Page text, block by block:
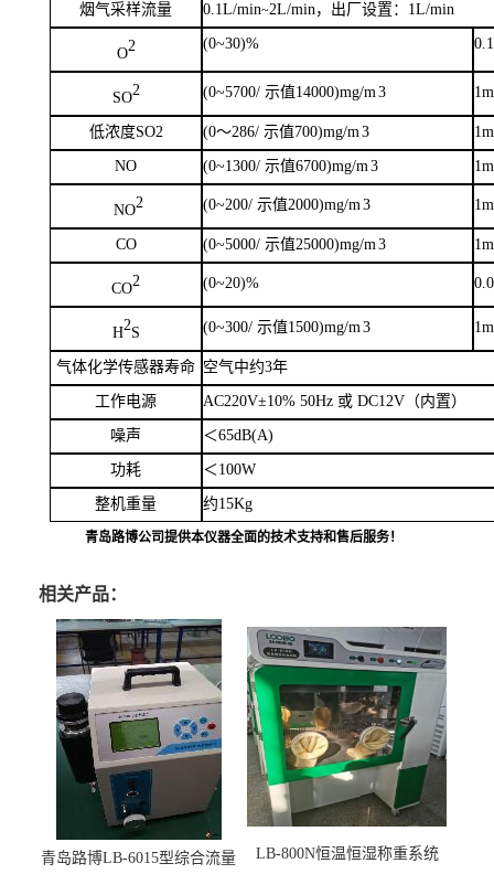
烟气采样流量 0.1L/min~2L/min， 出厂设置： 1L/min
O2 (0~30)%
SO2 (0~5700/ 示值14000)mg/m3
低浓度SO2 (0～286/ 示值700)mg/m3
NO (0~1300/ 示值6700)mg/m3
NO2 (0~200/ 示值2000)mg/m3
CO (0~5000/ 示值25000)mg/m3
CO2 (0~20)%
H2S (0~300/ 示值1500)mg/m3
气体化学传感器寿命 空气中约3年
工作电源 AC220V±10% 50Hz 或 DC12V（内置）
噪声 ＜65dB(A)
功耗 ＜100W
整机重量 约15Kg
青岛路博公司提供本仪器全面的技术支持和售后服务！
相关产品：
青岛路博LB-6015型综合流量
LB-800N恒温恒湿称重系统